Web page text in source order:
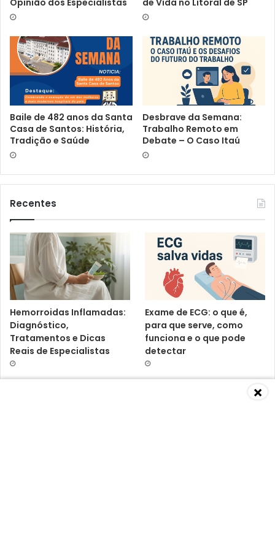
Baile de 482 anos da Santa
Casa de Santos: História,
Tradição e Saúde
Desbrave da Semana:
Trabalho Remoto em
Debate – O Caso Itaú
Recentes
Hemorroidas Inflamadas:
Diagnóstico,
Tratamentos e Dicas
Reais de Especialistas
Exame de ECG: o que é,
para que serve, como
funciona e o que pode
detectar
×